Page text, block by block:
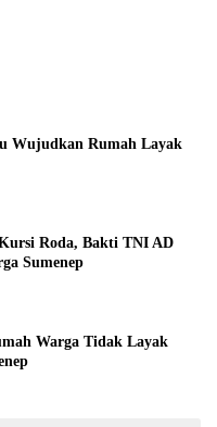
Wujudkan Rumah Layak
Roda, Bakti TNI AD
Sumenep
Warga Tidak Layak